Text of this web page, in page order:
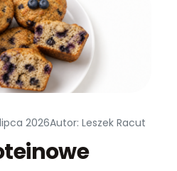
2026Autor: Leszek Racut